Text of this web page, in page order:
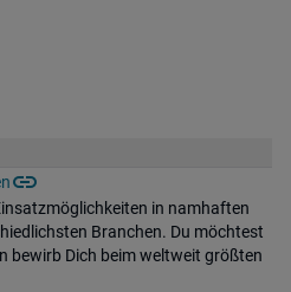
in namhaften
Branchen. Du möchtest
bewirb Dich beim weltweit größten